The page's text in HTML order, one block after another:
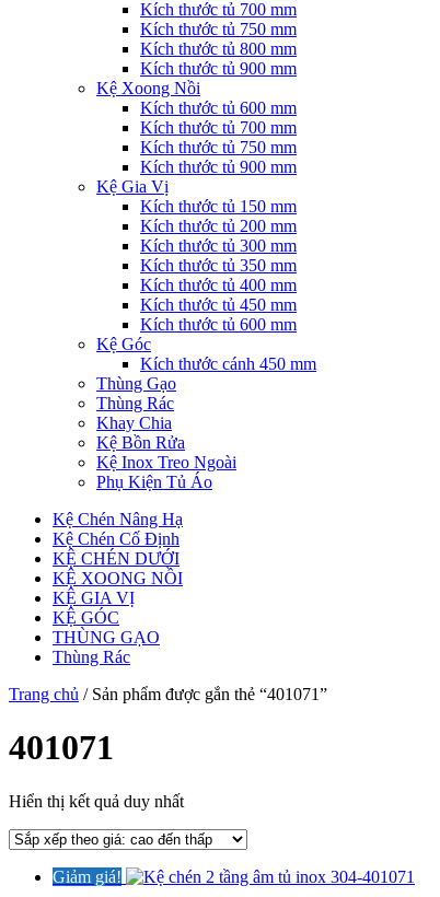
Kích thước tủ 700 mm
Kích thước tủ 750 mm
Kích thước tủ 800 mm
Kích thước tủ 900 mm
Kệ Xoong Nồi
Kích thước tủ 600 mm
Kích thước tủ 700 mm
Kích thước tủ 750 mm
Kích thước tủ 900 mm
Kệ Gia Vị
Kích thước tủ 150 mm
Kích thước tủ 200 mm
Kích thước tủ 300 mm
Kích thước tủ 350 mm
Kích thước tủ 400 mm
Kích thước tủ 450 mm
Kích thước tủ 600 mm
Kệ Góc
Kích thước cánh 450 mm
Thùng Gạo
Thùng Rác
Khay Chia
Kệ Bồn Rửa
Kệ Inox Treo Ngoài
Phụ Kiện Tủ Áo
Kệ Chén Nâng Hạ
Kệ Chén Cố Định
KỆ CHÉN DƯỚI
KỆ XOONG NỒI
KỆ GIA VỊ
KỆ GÓC
THÙNG GẠO
Thùng Rác
Trang chủ / Sản phẩm được gắn thẻ “401071”
401071
Hiển thị kết quả duy nhất
Giảm giá!